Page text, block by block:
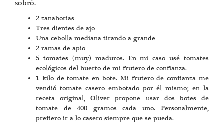
sobró.
2 zanahorias
Tres dientes de ajo
Una cebolla mediana tirando a grande
2 ramas de apio
5 tomates (muy) maduros. En mi caso usé tomates
ecológicos del huerto de mi frutero de confianza.
1 kilo de tomate en bote. Mi frutero de confianza me
vendió tomate casero embotado por él mismo; en la
receta original, Oliver propone usar dos botes de
tomate de 400 gramos cada uno. Personalmente,
prefiero ir a lo casero siempre que se pueda.